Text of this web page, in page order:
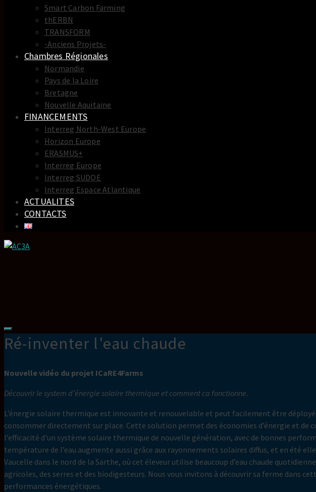
Smart Carbon Farming
thERBN
TRANSFORM
-Anciens Projets-
Chambres Régionales
Normandie
Pays de la Loire
Bretagne
Nouvelle Aquitaine
FINANCEMENTS
Interreg North-West Europe
Horizon Europe
ERASMUS+
Interreg Europe
Interreg SUDOE
Interreg Espace Atlantique
ACTUALITES
CONTACTS
Ré-inventer l'eau chaude
Nouvelle vidéo du projet ICaRE4Farms
Découvrir le system d’énergie solaire thermique et comment ca fonctionne.
L’énergie solaire thermique est innovante et renouvelable et peut facilement être
consommer directement sur place. Cette solution permet des économies d’énergie et de
l’efficacité d’un système solaire thermique de nouvelle génération, avec de bonnes
température de l’eau augmente aussi grâce aux rayonnements solaires diffus, et en été
Vaucelle dans le nord de la Sarthe, où cet éleveur utilise beaucoup d’eau chaude
agricoles, des serres et des biodigesteurs. Nous vous invitons à découvrir sa ferme dans
performances énergétiques.